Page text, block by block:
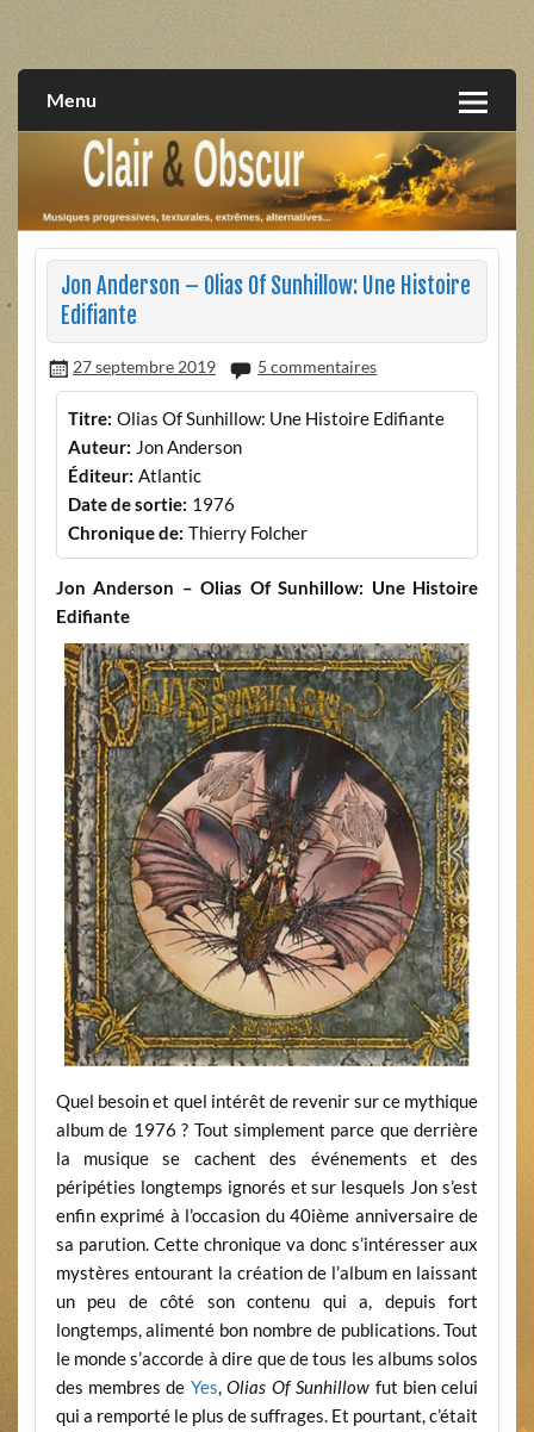
extrêmes, alternatives, texturales
Menu
Jon Anderson – Olias Of Sunhillow: Une Histoire
Edifiante
27 septembre 2019 5 commentaires
Titre: Olias Of Sunhillow: Une Histoire Edifiante
Auteur: Jon Anderson
Éditeur: Atlantic
Date de sortie: 1976
Chronique de: Thierry Folcher
Jon Anderson – Olias Of Sunhillow: Une Histoire
Edifiante
Quel besoin et quel intérêt de revenir sur ce mythique
album de 1976 ? Tout simplement parce que derrière
la musique se cachent des événements et des
péripéties longtemps ignorés et sur lesquels Jon s’est
enfin exprimé à l’occasion du 40ième anniversaire de
sa parution. Cette chronique va donc s’intéresser aux
mystères entourant la création de l’album en laissant
un peu de côté son contenu qui a, depuis fort
longtemps, alimenté bon nombre de publications. Tout
le monde s’accorde à dire que de tous les albums solos
des membres de Yes,Olias Of Sunhillow fut bien celui
qui a remporté le plus de suffrages. Et pourtant, c’était